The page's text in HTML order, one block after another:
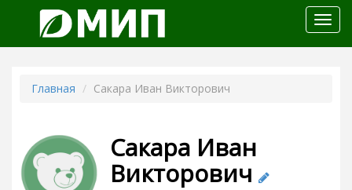
меню
Главная Сакара Иван Викторович
Сакара Иван
Викторович